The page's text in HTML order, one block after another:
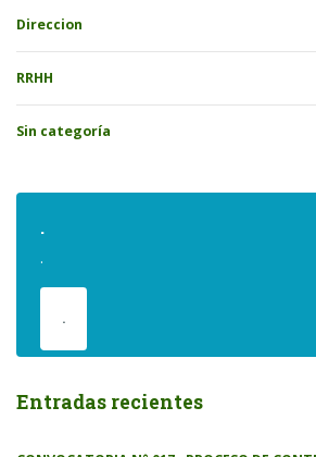
Direccion
RRHH
Sin categoría
.
.
.
Entradas recientes